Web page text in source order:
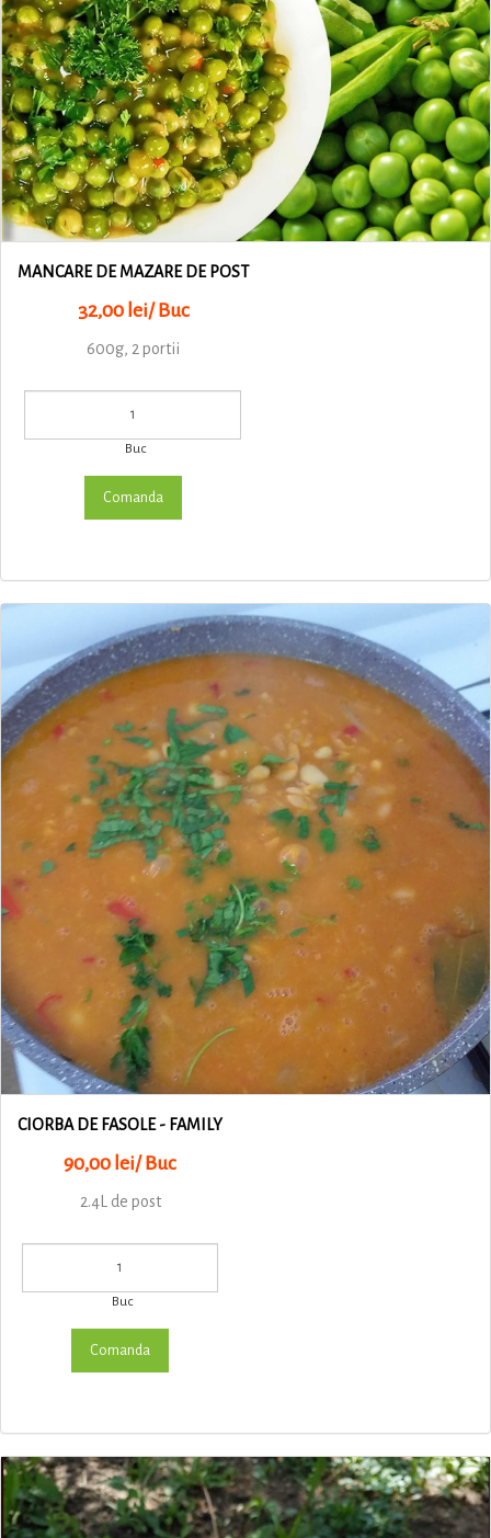
MANCARE DE MAZARE DE POST
32,00 lei/ Buc
600g, 2 portii
Buc
CIORBA DE FASOLE - FAMILY
90,00 lei/ Buc
2.4L de post
Buc